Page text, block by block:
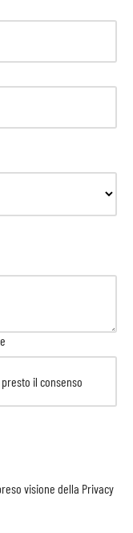
presto il consenso
visione della Privacy